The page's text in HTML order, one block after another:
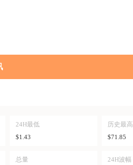
24H最低
$1.43
历史最高
$71.85
总量
24H波幅